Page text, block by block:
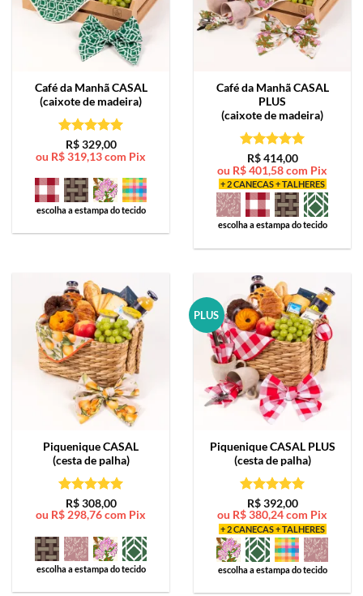
Café da ManhãCASAL
(caixote de madeira)
Avaliação5
de 5
R$329,00
ou R$319,13com Pix
escolha a estampa do tecido
Café da ManhãCASAL
PLUS
(caixote de madeira)
Avaliação5
de 5
R$414,00
ou R$401,58com Pix
+ 2 CANECAS + TALHERES
escolha a estampa do tecido
PiqueniqueCASAL
(cesta de palha)
Avaliação5
de 5
R$308,00
ou R$298,76com Pix
escolha a estampa do tecido
PLUS
PiqueniqueCASAL PLUS
(cesta de palha)
Avaliação5
de 5
R$392,00
ou R$380,24com Pix
+ 2 CANECAS + TALHERES
escolha a estampa do tecido